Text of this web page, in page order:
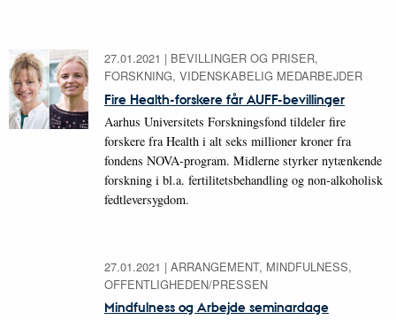
27.01.2021 | BEVILLINGER OG PRISER,
FORSKNING, VIDENSKABELIG MEDARBEJDER
Fire Health-forskere får AUFF-bevillinger
Aarhus Universitets Forskningsfond tildeler fire
forskere fra Health i alt seks millioner kroner fra
fondens NOVA-program. Midlerne styrker nytænkende
forskning i bl.a. fertilitetsbehandling og non-alkoholisk
fedtleversygdom.
27.01.2021 | ARRANGEMENT, MINDFULNESS,
OFFENTLIGHEDEN/PRESSEN
Mindfulness og Arbejde seminardage